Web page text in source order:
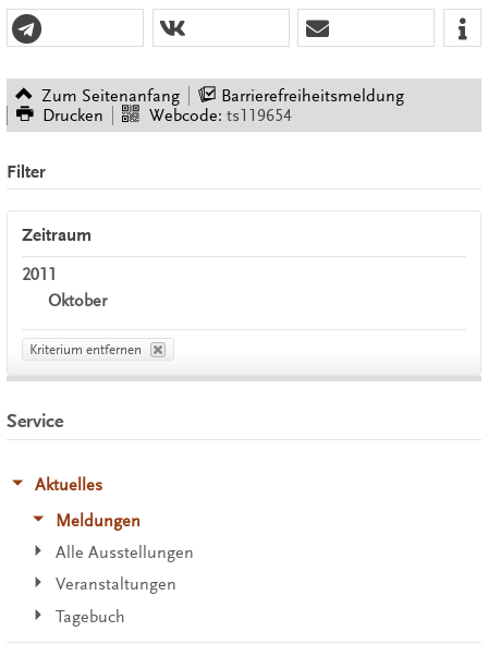
Zum Seitenanfang
Barrierefreiheitsmeldung
Drucken
Webcode: ts119654
Filter
Zeitraum
2011
Oktober
Kriterium entfernen
Service
Aktuelles
Meldungen
Alle Ausstellungen
Veranstaltungen
Tagebuch